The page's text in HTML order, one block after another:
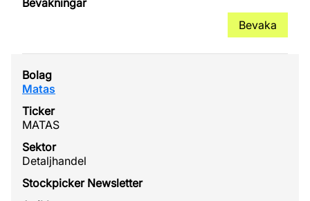
Bevaka
Matas
MATAS
Detaljhandel